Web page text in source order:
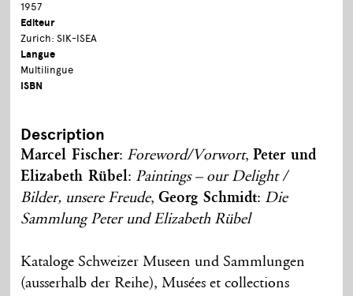
1957
Editeur
Zurich: SIK-ISEA
Langue
Multilingue
ISBN
Description
Marcel Fischer: Foreword/Vorwort,Peter und
Elizabeth Rübel: Paintings – our Delight /
Bilder, unsere Freude,Georg Schmidt: Die
Sammlung Peter und Elizabeth Rübel
Kataloge Schweizer Museen und Sammlungen
(ausserhalb der Reihe), Musées et collections